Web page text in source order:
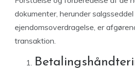
dokumenter, herunder salgsseddel
ejendomsoverdragelse, er
transaktion.